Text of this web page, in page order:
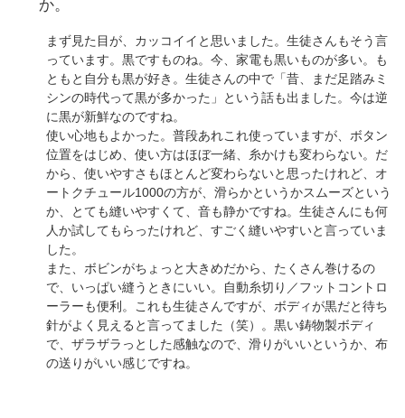
か。
まず見た目が、カッコイイと思いました。生徒さんもそう言
っています。黒ですものね。今、家電も黒いものが多い。も
ともと自分も黒が好き。生徒さんの中で「昔、まだ足踏みミ
シンの時代って黒が多かった」という話も出ました。今は逆
に黒が新鮮なのですね。
使い心地もよかった。普段あれこれ使っていますが、ボタン
位置をはじめ、使い方はほぼ一緒、糸かけも変わらない。だ
から、使いやすさもほとんど変わらないと思ったけれど、オ
ートクチュール1000の方が、滑らかというかスムーズという
か、とても縫いやすくて、音も静かですね。生徒さんにも何
人か試してもらったけれど、すごく縫いやすいと言っていま
した。
また、ボビンがちょっと大きめだから、たくさん巻けるの
で、いっぱい縫うときにいい。自動糸切り／フットコントロ
ーラーも便利。これも生徒さんですが、ボディが黒だと待ち
針がよく見えると言ってました（笑）。黒い鋳物製ボディ
で、ザラザラっとした感触なので、滑りがいいというか、布
の送りがいい感じですね。